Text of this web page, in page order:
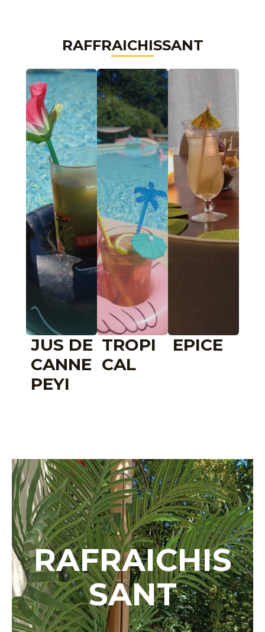
RAFFRAICHISSANT
JUS DE
CANNE
PEYI
TROPI
CAL
EPICE
RAFRAICHIS
SANT